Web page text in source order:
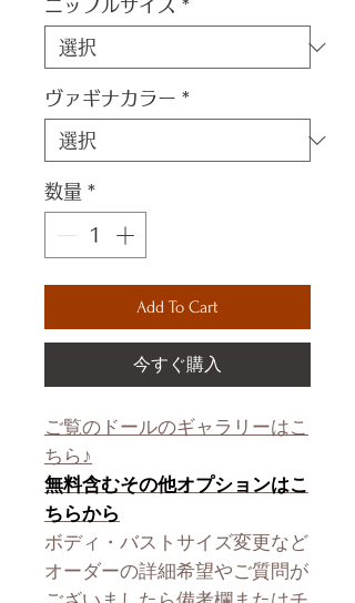
ニップルサイズ *
ヴァギナカラー *
数量 *
Add To Cart
今すぐ購入
ご覧のドールのギャラリーはこ
ちら♪
無料含むその他オプションはこ
ちらから
ボディ・バストサイズ変更など
オーダーの詳細希望やご質問が